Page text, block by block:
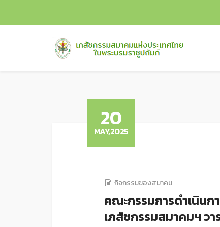
20
MAY,2025
กิจกรรมของสมาคม
คณะกรรมการดำเนินก
เภสัชกรรมสมาคมฯ วา